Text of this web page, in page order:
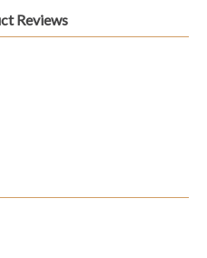
Reviews